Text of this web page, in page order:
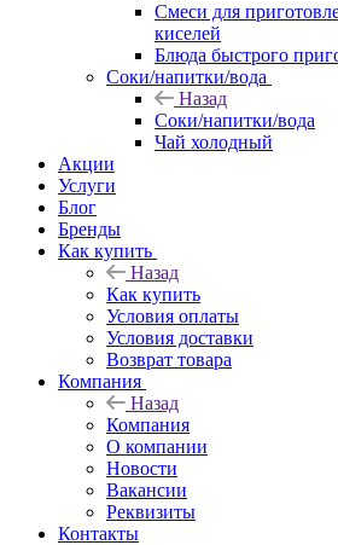
Смеси для
киселей
Блюда быстрого
Соки/напитки/вода
Назад
Соки/напитки/вода
Чай холодный
Акции
Услуги
Блог
Бренды
Как купить
Назад
Как купить
Условия оплаты
Условия доставки
Возврат товара
Компания
Назад
Компания
О компании
Новости
Вакансии
Реквизиты
Контакты